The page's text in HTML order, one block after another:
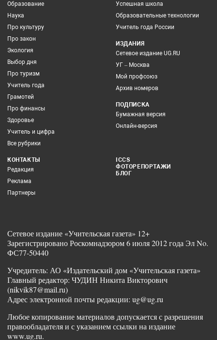
Образование
Наука
Про культуру
Про закон
Экология
Выбор дня
Про туризм
Учитель года
Грамотей
Про финансы
Здоровье
Учитель и цифра
Все рубрики
Успешная школа
Образовательные технологии
Учитель года России
ИЗДАНИЯ
Сетевое издание UG.RU
УГ – Москва
Мой профсоюз
Архив номеров
ПОДПИСКА
Бумажная версия
Онлайн-версия
КОНТАКТЫ
Редакция
Реклама
Партнеры
ICCS
ФОТОРЕПОРТАЖИ
БЛОГ
Сетевое издание «Учительская газета» 12+
Зарегистрировано Роскомнадзором 6 июля 2012 года Эл No.
ФС77-50440
Учредитель: АО «Издательский дом «Учительская газета»
Главный редактор: ЧУДИН Никита Викторович
(nikvik87@mail.ru)
Адрес электронной почты редакции: ug@ug.ru
Любое копирование материалов допускается с разрешения
правообладателя и с указанием ссылки на издание
www.ug.ru.